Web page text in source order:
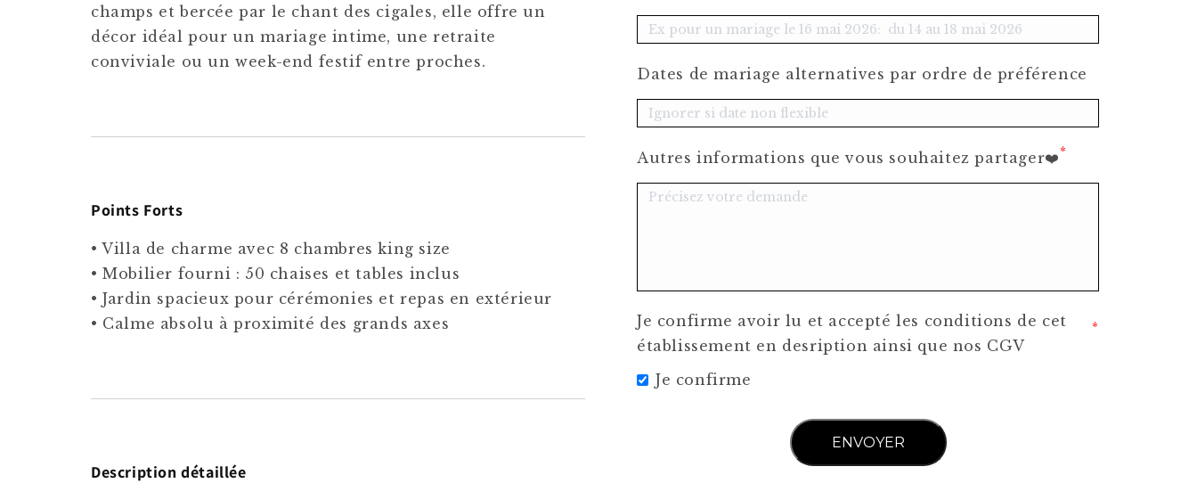
champs et bercée par le chant des cigales, elle offre un
décor idéal pour un mariage intime, une retraite
conviviale ou un week-end festif entre proches.
Points Forts
• Villa de charme avec 8 chambres king size
• Mobilier fourni : 50 chaises et tables inclus
• Jardin spacieux pour cérémonies et repas en extérieur
• Calme absolu à proximité des grands axes
Description détaillée
Dates de mariage alternatives par ordre de préférence
Autres informations que vous souhaitez partager❤️*
Je confirme avoir lu et accepté les conditions de cet
établissement en desription ainsi que nos CGV
*
Je confirme
ENVOYER